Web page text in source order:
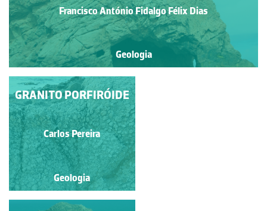
Francisco António Fidalgo Félix Dias
Geologia
BERLENGA
Francisco António Fidalgo
Félix Dias
Geologia
GRANITO PORFIRÓIDE
Carlos Pereira
Geologia